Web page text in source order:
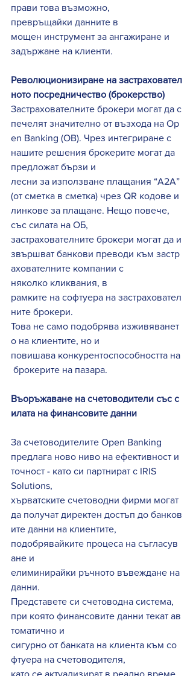
прави това възможно,
превръщайки данните в
мощен инструмент за ангажиране и
задържане на клиенти.
Революционизиране на застраховател
ното посредничество (брокерство)
Застрахователните брокери могат да с
печелят значително от възхода на Op
en Banking (OB). Чрез интегриране с
нашите решения брокерите могат да
предложат бързи и
лесни за използване плащания “A2A”
(от сметка в сметка) чрез QR кодове и
линкове за плащане. Нещо повече,
със силата на ОБ,
застрахователните брокери могат да и
звършват банкови преводи към застр
ахователните компании с
няколко кликвания, в
рамките на софтуера на застраховател
ните брокери.
Това не само подобрява изживяванет
о на клиентите, но и
повишава конкурентоспособността на
брокерите на пазара.
Въоръжаване на счетоводители със с
илата на финансовите данни
За счетоводителите Open Banking
предлага ново ниво на ефективност и
точност - като си партнират с IRIS
Solutions,
хърватските счетоводни фирми могат
да получат директен достъп до банков
ите данни на клиентите,
подобрявайките процеса на съгласув
ане и
елиминирайки ръчното въвеждане на
данни.
Представете си счетоводна система,
при която финансовите данни текат ав
томатично и
сигурно от банката на клиента към со
фтуера на счетоводителя,
като се актуализират в реално време.